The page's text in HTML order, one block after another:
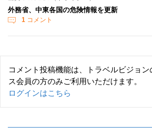
外務省、中東各国の危険情報を更新
1 コメント
コメント投稿機能は、トラベルビジョ
ス会員の方のみご利用いただけます。
ログインはこちら